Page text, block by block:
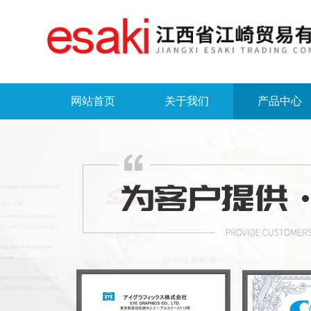
网站首页 关于我们 产品中心